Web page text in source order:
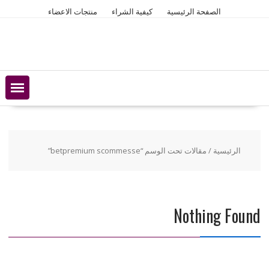
الصفحة الرئيسية كيفية الشراء منتجات الاعضاء
الرئيسية / مقالات تحت الوسم “betpremium scommesse”
Nothing Found